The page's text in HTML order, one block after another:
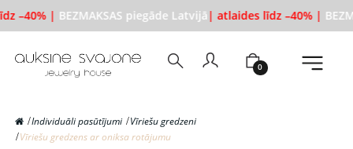
–40% | BEZMAKSAS piegāde Latvijā| atlaides līdz –40% |
0
Individuāli pasūtījumi
Vīriešu gredzeni
Vīriešu gredzens ar oniksa rotājumu